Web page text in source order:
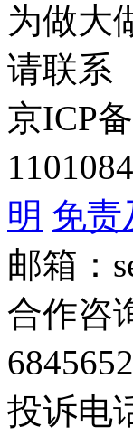
为做大
请联系
京ICP
明 免责
邮箱：
合作咨
投诉电